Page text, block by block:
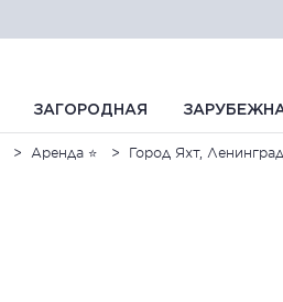
ЗАГОРОДНАЯ
Аренда ⭐ Город Яхт,